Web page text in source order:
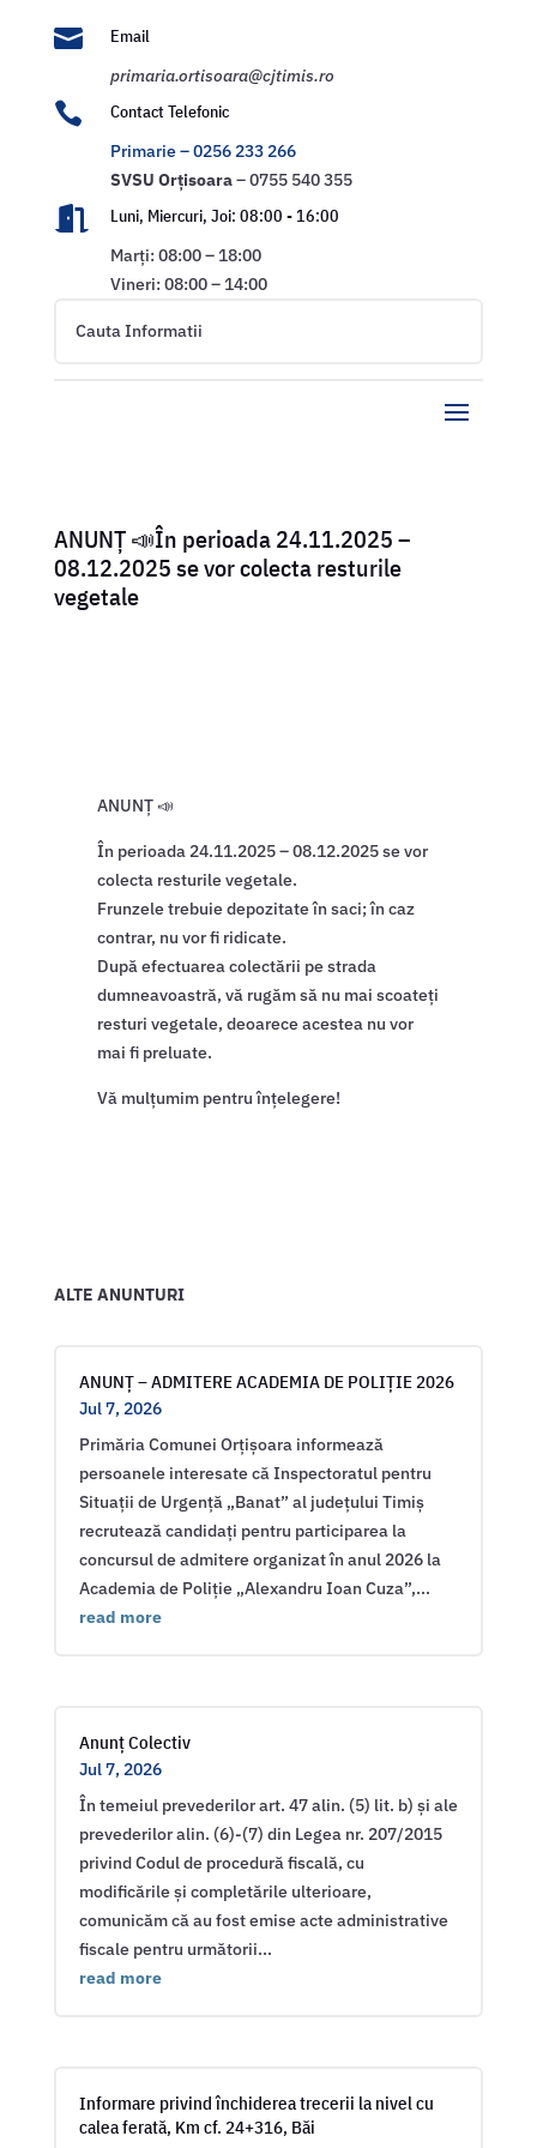

Email
primaria.ortisoara@cjtimis.ro

Contact Telefonic
Primarie – 0256 233 266
SVSU Orțisoara– 0755 540 355

Luni, Miercuri, Joi: 08:00 - 16:00
Marți: 08:00 – 18:00
Vineri: 08:00 – 14:00
ANUNȚ 📣În perioada 24.11.2025 –
08.12.2025 se vor colecta resturile
vegetale
ANUNȚ 📣
În perioada 24.11.2025 – 08.12.2025 se vor
colecta resturile vegetale.
Frunzele trebuie depozitate în saci; în caz
contrar, nu vor fi ridicate.
După efectuarea colectării pe strada
dumneavoastră, vă rugăm să nu mai scoateți
resturi vegetale, deoarece acestea nu vor
mai fi preluate.
Vă mulțumim pentru înțelegere!
ALTE ANUNTURI
ANUNȚ – ADMITERE ACADEMIA DE POLIȚIE 2026
Jul 7, 2026
Primăria Comunei Orțișoara informează
persoanele interesate că Inspectoratul pentru
Situații de Urgență „Banat” al județului Timiș
recrutează candidați pentru participarea la
concursul de admitere organizat în anul 2026 la
Academia de Poliție „Alexandru Ioan Cuza”,...
read more
Anunț Colectiv
Jul 7, 2026
În temeiul prevederilor art. 47 alin. (5) lit. b) și ale
prevederilor alin. (6)-(7) din Legea nr. 207/2015
privind Codul de procedură fiscală, cu
modificările și completările ulterioare,
comunicăm că au fost emise acte administrative
fiscale pentru următorii...
read more
Informare privind închiderea trecerii la nivel cu
calea ferată, Km cf. 24+316, Băi